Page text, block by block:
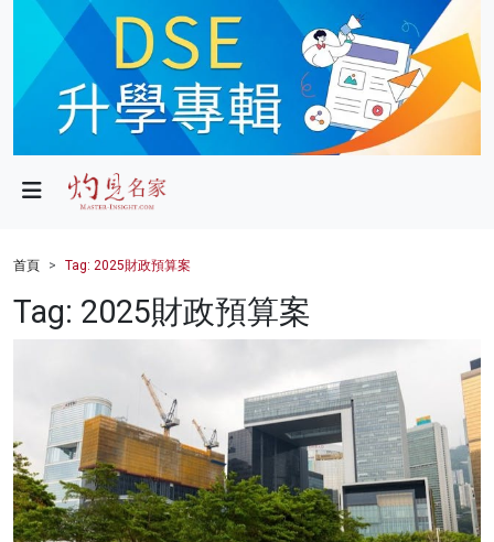
政局
財經
科技
影片
名家榜
首頁 Tag: 2025財政預算案
Tag: 2025財政預算案